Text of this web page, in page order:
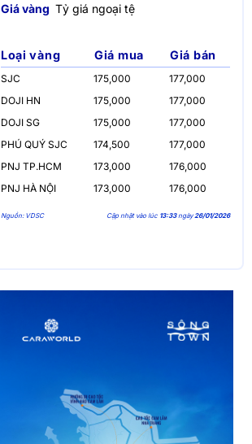
Giá vàng Tỷ giá ngoại tệ
Loại vàng Giá mua Giá bán
SJC 175,000
177,000
DOJI HN
175,000
177,000
DOJI SG
175,000
177,000
PHÚ QUÝ SJC
174,500
177,000
PNJ TP.HCM
173,000
176,000
PNJ HÀ NỘI
173,000 176,000
Nguồn: VDSC Cập nhật vào lúc 13:33ngày26/01/2026